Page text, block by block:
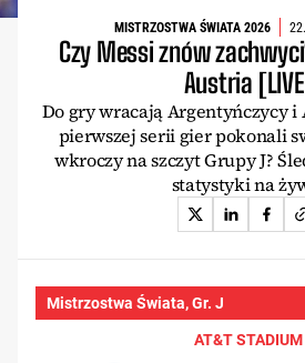
MISTRZOSTWA ŚWIATA 2026
Czy Messi znów
Austria
Do gry wracają Argentyńczycy
pierwszej serii gier pokonali
wkroczy na szczyt Grupy J?
statystyki na
Mistrzostwa Świata, Gr. J
AT&T STADIUM